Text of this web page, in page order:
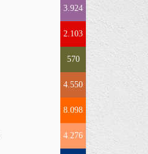
3.924
2.103
570
4.550
8.098
4.276